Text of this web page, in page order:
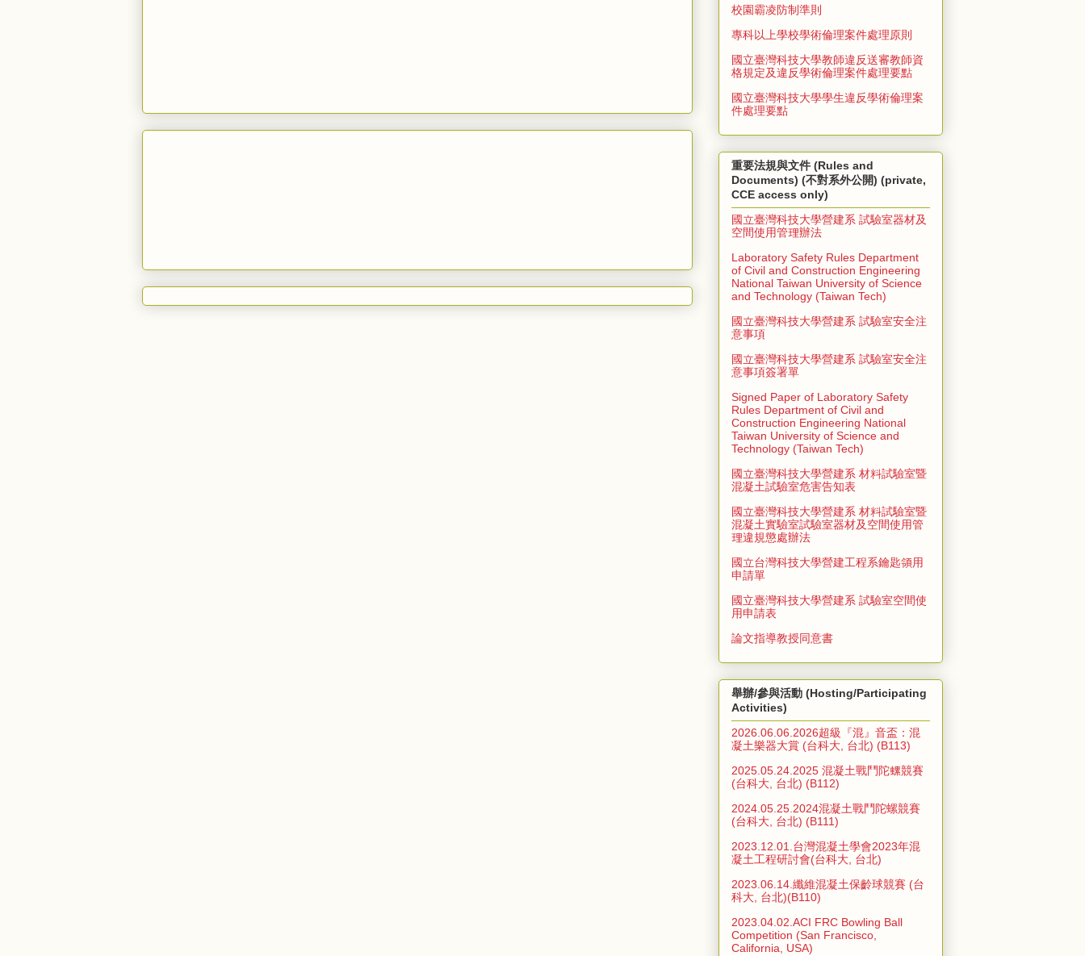
校園霸凌防制準則
專科以上學校學術倫理案件處理原則
國立臺灣科技大學教師違反送審教師資
格規定及違反學術倫理案件處理要點
國立臺灣科技大學學生違反學術倫理案
件處理要點
重要法規與文件 (Rules and
Documents) (不對系外公開) (private,
CCE access only)
國立臺灣科技大學營建系 試驗室器材及
空間使用管理辦法
Laboratory Safety Rules Department
of Civil and Construction Engineering
National Taiwan University of Science
and Technology (Taiwan Tech)
國立臺灣科技大學營建系 試驗室安全注
意事項
國立臺灣科技大學營建系 試驗室安全注
意事項簽署單
Signed Paper of Laboratory Safety
Rules Department of Civil and
Construction Engineering National
Taiwan University of Science and
Technology (Taiwan Tech)
國立臺灣科技大學營建系 材料試驗室暨
混凝土試驗室危害告知表
國立臺灣科技大學營建系 材料試驗室暨
混凝土實驗室試驗室器材及空間使用管
理違規懲處辦法
國立台灣科技大學營建工程系鑰匙領用
申請單
國立臺灣科技大學營建系 試驗室空間使
用申請表
論文指導教授同意書
舉辦/參與活動 (Hosting/Participating
Activities)
2026.06.06.2026超級『混』音盃：混
凝土樂器大賞 (台科大, 台北) (B113)
2025.05.24.2025 混凝土戰鬥陀螺競賽
(台科大, 台北) (B112)
2024.05.25.2024混凝土戰鬥陀螺競賽
(台科大, 台北) (B111)
2023.12.01.台灣混凝土學會2023年混
凝土工程研討會(台科大, 台北)
2023.06.14.纖維混凝土保齡球競賽 (台
科大, 台北)(B110)
2023.04.02.ACI FRC Bowling Ball
Competition (San Francisco,
California, USA)